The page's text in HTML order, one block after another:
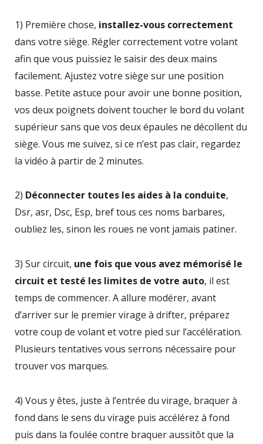
1) Première chose, installez-vous correctement
dans votre siège. Régler correctement votre volant
afin que vous puissiez le saisir des deux mains
facilement. Ajustez votre siège sur une position
basse. Petite astuce pour avoir une bonne position,
vos deux poignets doivent toucher le bord du volant
supérieur sans que vos deux épaules ne décollent du
siège. Vous me suivez, si ce n’est pas clair, regardez
la vidéo à partir de 2 minutes.
2) Déconnecter toutes les aides à la conduite,
Dsr, asr, Dsc, Esp, bref tous ces noms barbares,
oubliez les, sinon les roues ne vont jamais patiner.
3) Sur circuit, une fois que vous avez mémorisé le
circuit et testé les limites de votre auto, il est
temps de commencer. A allure modérer, avant
d’arriver sur le premier virage à drifter, préparez
votre coup de volant et votre pied sur l’accélération.
Plusieurs tentatives vous serrons nécessaire pour
trouver vos marques.
4) Vous y êtes, juste à l’entrée du virage, braquer à
fond dans le sens du virage puis accélérez à fond
puis dans la foulée contre braquer aussitôt que la